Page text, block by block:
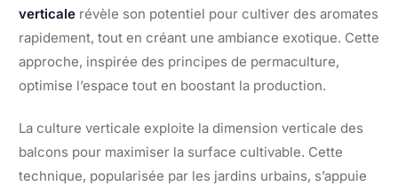
verticale révèle son potentiel pour cultiver des aromates
rapidement, tout en créant une ambiance exotique. Cette
approche, inspirée des principes de permaculture,
optimise l’espace tout en boostant la production.
La culture verticale exploite la dimension verticale des
balcons pour maximiser la surface cultivable. Cette
technique, popularisée par les jardins urbains, s’appuie